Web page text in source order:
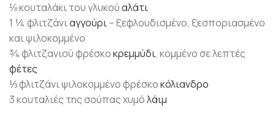
⅛ κουταλάκι του γλυκούαλάτι
1 ¼ φλιτζάνιαγγούρι– ξεφλουδισμένο, ξεσποριασμένο
και ψιλοκομμένο
¾ φλιτζανιού φρέσκοκρεμμύδι, κομμένο σε λεπτές
φέτες
⅓ φλιτζάνι ψιλοκομμένο φρέσκοκόλιανδρο
3 κουταλιές της σούπας χυμόλάιμ